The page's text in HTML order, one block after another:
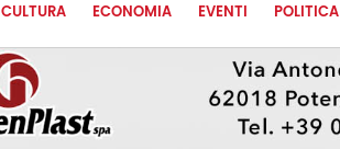
CULTURA ECONOMIA EVENTI POLITICA